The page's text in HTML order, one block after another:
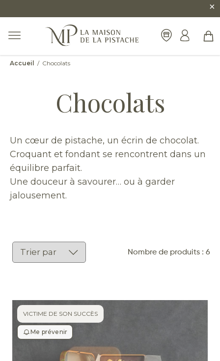
×
Accueil / Chocolats
Chocolats
Un cœur de pistache, un écrin de chocolat.
Croquant et fondant se rencontrent dans un
équilibre parfait.
Une douceur à savourer… ou à garder
jalousement.
Nombre de produits : 6
VICTIME DE SON SUCCÈS
Me prévenir